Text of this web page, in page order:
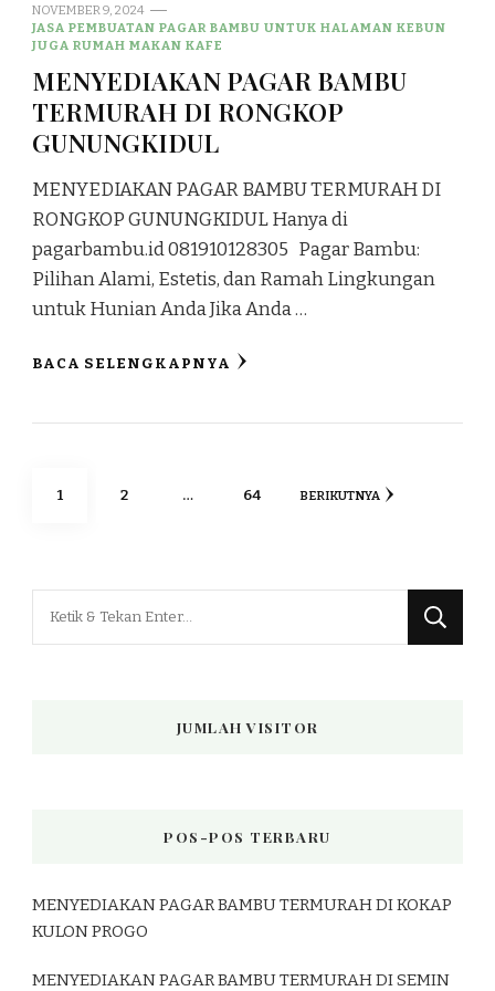
NOVEMBER 9, 2024
JASA PEMBUATAN PAGAR BAMBU UNTUK HALAMAN KEBUN
JUGA RUMAH MAKAN KAFE
MENYEDIAKAN PAGAR BAMBU
TERMURAH DI RONGKOP
GUNUNGKIDUL
MENYEDIAKAN PAGAR BAMBU TERMURAH DI
RONGKOP GUNUNGKIDUL Hanya di
pagarbambu.id 081910128305 Pagar Bambu:
Pilihan Alami, Estetis, dan Ramah Lingkungan
untuk Hunian Anda Jika Anda …
BACA SELENGKAPNYA
Paginasi
HALAMAN
1 HALAMAN
2 … HALAMAN
64 BERIKUTNYA
JUMLAH VISITOR
POS-POS TERBARU
MENYEDIAKAN PAGAR BAMBU TERMURAH DI KOKAP
KULON PROGO
MENYEDIAKAN PAGAR BAMBU TERMURAH DI SEMIN